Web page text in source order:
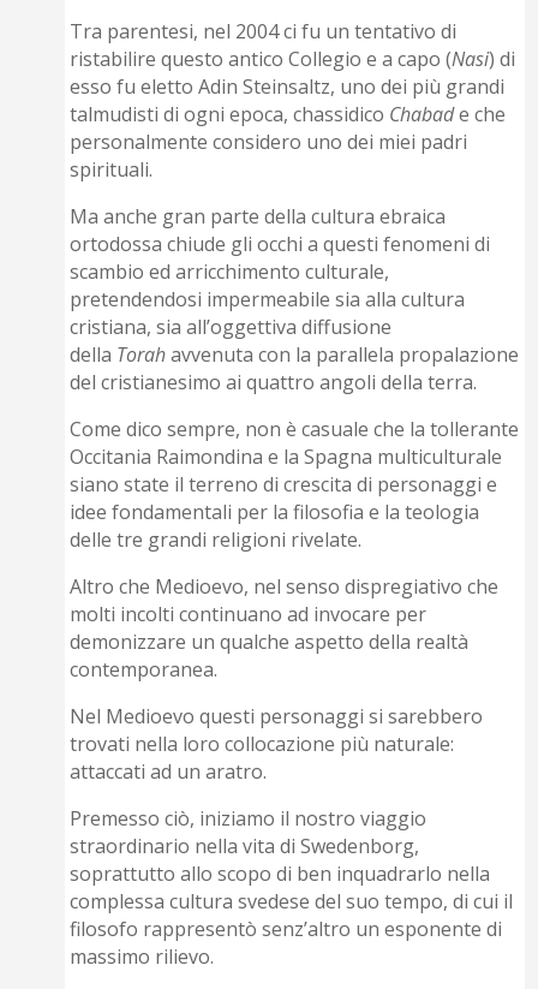
Tra parentesi, nel 2004 ci fu un tentativo di
ristabilire questo antico Collegio e a capo (Nasi) di
esso fu eletto Adin Steinsaltz, uno dei più grandi
talmudisti di ogni epoca, chassidico Chabade che
personalmente considero uno dei miei padri
spirituali.
Ma anche gran parte della cultura ebraica
ortodossa chiude gli occhi a questi fenomeni di
scambio ed arricchimento culturale,
pretendendosi impermeabile sia alla cultura
cristiana, sia all’oggettiva diffusione
della Torahavvenuta con la parallela propalazione
del cristianesimo ai quattro angoli della terra.
Come dico sempre, non è casuale che la tollerante
Occitania Raimondina e la Spagna multiculturale
siano state il terreno di crescita di personaggi e
idee fondamentali per la filosofia e la teologia
delle tre grandi religioni rivelate.
Altro che Medioevo, nel senso dispregiativo che
molti incolti continuano ad invocare per
demonizzare un qualche aspetto della realtà
contemporanea.
Nel Medioevo questi personaggi si sarebbero
trovati nella loro collocazione più naturale:
attaccati ad un aratro.
Premesso ciò, iniziamo il nostro viaggio
straordinario nella vita di Swedenborg,
soprattutto allo scopo di ben inquadrarlo nella
complessa cultura svedese del suo tempo, di cui il
filosofo rappresentò senz’altro un esponente di
massimo rilievo.